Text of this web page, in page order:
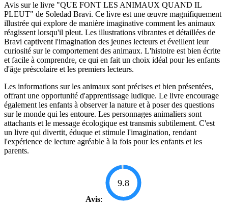
Avis sur le livre "QUE FONT LES ANIMAUX QUAND IL
PLEUT" de Soledad Bravi. Ce livre est une œuvre magnifiquement
illustrée qui explore de manière imaginative comment les animaux
réagissent lorsqu'il pleut. Les illustrations vibrantes et détaillées de
Bravi captivent l'imagination des jeunes lecteurs et éveillent leur
curiosité sur le comportement des animaux. L'histoire est bien écrite
et facile à comprendre, ce qui en fait un choix idéal pour les enfants
d'âge préscolaire et les premiers lecteurs.
Les informations sur les animaux sont précises et bien présentées,
offrant une opportunité d'apprentissage ludique. Le livre encourage
également les enfants à observer la nature et à poser des questions
sur le monde qui les entoure. Les personnages animaliers sont
attachants et le message écologique est transmis subtilement. C'est
un livre qui divertit, éduque et stimule l'imagination, rendant
l'expérience de lecture agréable à la fois pour les enfants et les
parents.
Avis:
9.8